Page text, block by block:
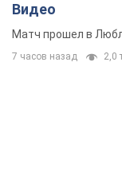
Видео
Матч прошел в
7 часов назад 2,0